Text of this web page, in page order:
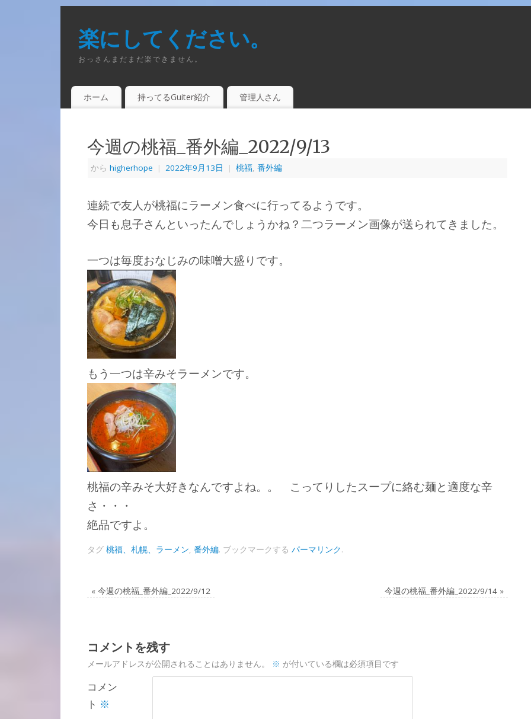
楽にしてください。
おっさんまだまだ楽できません。
ホーム 持ってるGuiter紹介 管理人さん
今週の桃福_番外編_2022/9/13
から higherhope | 2022年9月13日 | 桃福, 番外編
連続で友人が桃福にラーメン食べに行ってるようです。
今日も息子さんといったんでしょうかね？二つラーメン画像が送られてきました。
一つは毎度おなじみの味噌大盛りです。
もう一つは辛みそラーメンです。
桃福の辛みそ大好きなんですよね。。 こってりしたスープに絡む麺と適度な辛
さ・・・
絶品ですよ。
タグ 桃福、札幌、ラーメン, 番外編. ブックマークする パーマリンク.
« 今週の桃福_番外編_2022/9/12 今週の桃福_番外編_2022/9/14 »
コメントを残す
メールアドレスが公開されることはありません。 ※ が付いている欄は必須項目です
コメン
ト ※